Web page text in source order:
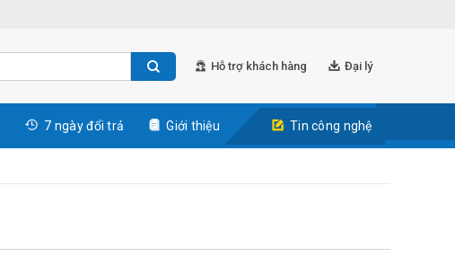
Hỗ trợ khách hàng Đại lý
7 ngày đổi trả Giới thiệu Tin công nghệ